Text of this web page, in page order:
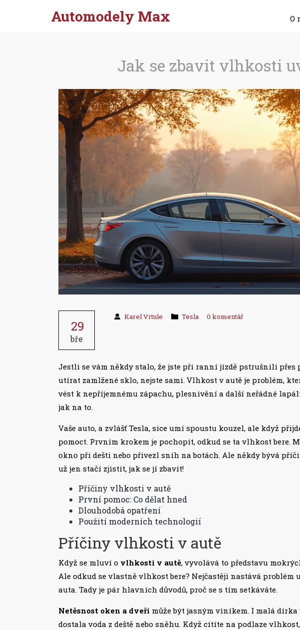
Automodely Max O
Jak se zbavit vlhkosti
29
bře
Karel Vrtule Tesla 0 komentář
Jestli se vám někdy stalo, že jste při ranní jízdě pstrušnili přes
utírat zamlžené sklo, nejste sami. Vlhkost v autě je problém,
vést k nepříjemnému zápachu, plesnivění a další neřádné
jak na to.
Vaše auto, a zvlášť Tesla, sice umí spoustu kouzel, ale když
pomoct. Prvním krokem je pochopit, odkud se ta vlhkost bere.
okno při dešti nebo přivezl sníh na botách. Ale někdy bývá
už jen stačí zjistit, jak se jí zbavit!
Příčiny vlhkosti v autě
První pomoc: Co dělat hned
Dlouhodobá opatření
Použití moderních technologií
Příčiny vlhkosti v autě
Když se mluví o vlhkosti v autě, vyvolává to představu
Ale odkud se vlastně vlhkost bere? Nejčastěji nastává problém
auta. Tady je pár hlavních důvodů, proč se s tím setkáváte.
Netěsnost oken a dveří může být jasným viníkem. I malá
dostala voda z deště nebo sněhu. Když cítíte na podlaze